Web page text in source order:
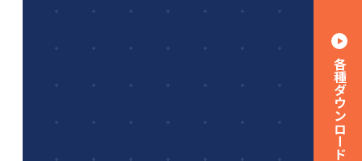
各種ダウンロード